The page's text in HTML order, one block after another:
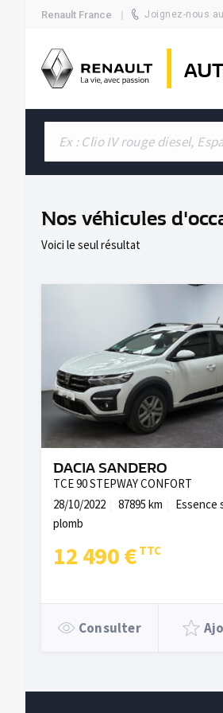
Renault France Joignez-nous
Nos véhicules
Voici le seul résultat
DACIA SANDERO
TCE 90 STEPWAY CONFORT
28/10/2022
87895 km
Essence
plomb
12 490 €
Consulter